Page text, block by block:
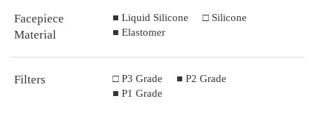
Facepiece
Material
■ Liquid Silicone
□ Silicone
■ Elastomer
Filters □ P3 Grade
■ P2 Grade
■ P1 Grade